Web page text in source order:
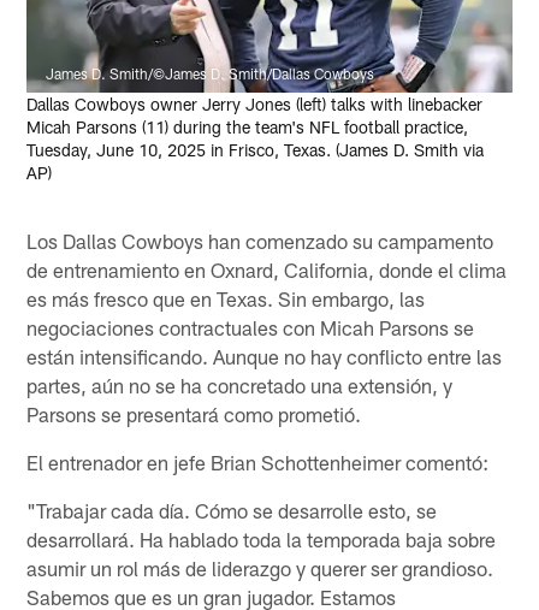
James D. Smith/©James D. Smith/Dallas Cowboys
Dallas Cowboys owner Jerry Jones (left) talks with linebacker
Micah Parsons (11) during the team's NFL football practice,
Tuesday, June 10, 2025 in Frisco, Texas. (James D. Smith via
AP)
Los Dallas Cowboys han comenzado su campamento
de entrenamiento en Oxnard, California, donde el clima
es más fresco que en Texas. Sin embargo, las
negociaciones contractuales con Micah Parsons se
están intensificando. Aunque no hay conflicto entre las
partes, aún no se ha concretado una extensión, y
Parsons se presentará como prometió.
El entrenador en jefe Brian Schottenheimer comentó:
"Trabajar cada día. Cómo se desarrolle esto, se
desarrollará. Ha hablado toda la temporada baja sobre
asumir un rol más de liderazgo y querer ser grandioso.
Sabemos que es un gran jugador. Estamos